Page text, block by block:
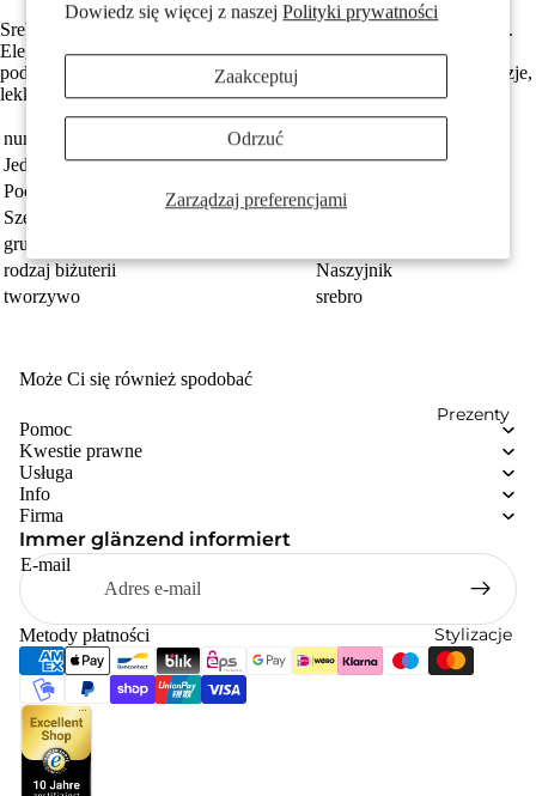
Dowiedz się więcej z naszejPolityki prywatności
Zarządzaj preferencjami
Zaakceptuj
Odrzuć
Prezenty
Stylizacje
Srebrny naszyjnik typu collier, wykonany z wysokiej jakości srebra.
Elegancki i ponadczasowy design z gładkimi ogniwami idealnie
podkreśli każdy strój. Doskonały na co dzień oraz na specjalne okazje,
lekki i wygodny w noszeniu. Idealny prezent dla bliskiej osoby.
numer zamówienia
Jednostka
sztuka
Pochodzenie
Made in Italy
Szerokość
4 mm
grubość materiału
rodzaj biżuterii
Naszyjnik
tworzywo
srebro
Może Ci się również spodobać
Pomoc
Kwestie prawne
Usługa
Info
Firma
Immer glänzend informiert
E-mail
Metody płatności